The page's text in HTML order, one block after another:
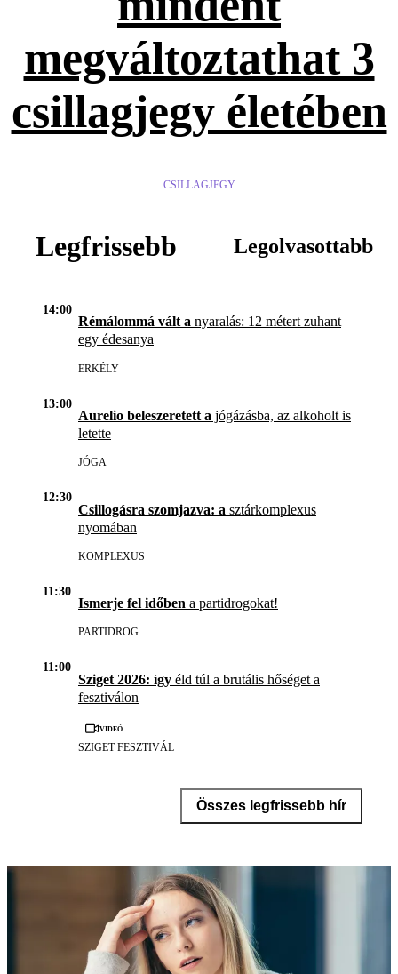
megváltoztathat 3
csillagjegy életében
CSILLAGJEGY
Legfrissebb Legolvasottabb
14:00
Rémálommá vált a nyaralás: 12 métert zuhant
egy édesanya
ERKÉLY
13:00
Aurelio beleszeretett a jógázásba, az alkoholt is
letette
JÓGA
12:30
Csillogásra szomjazva: a sztárkomplexus
nyomában
KOMPLEXUS
11:30
Ismerje fel időben a partidrogokat!
PARTIDROG
11:00
Sziget 2026: így éld túl a brutális hőséget a
fesztiválon
Videó
SZIGET FESZTIVÁL
Összes legfrissebb hír